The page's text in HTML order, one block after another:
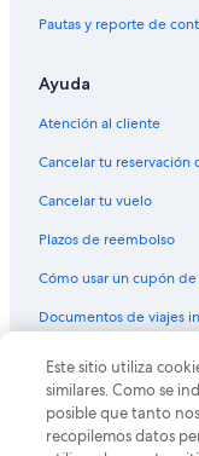
Pautas y reporte de
Ayuda
Atención al cliente
Cancelar tu reservación
Cancelar tu vuelo
Plazos de reembolso
Cómo usar un cupón
Documentos de viajes
© 2026 Expedia, Inc.,
derechos reservados.
registradas o marcas
Este sitio utiliza
similares. Como se
posible que tanto
recopilemos datos